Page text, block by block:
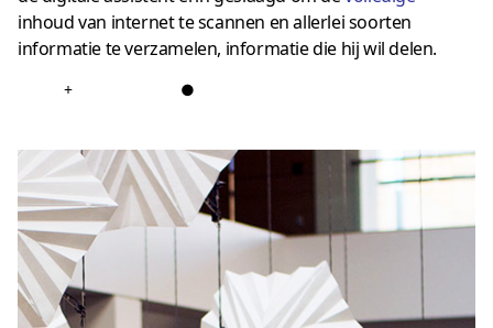
inhoud van internet te scannen en allerlei soorten
informatie te verzamelen, informatie die hij wil delen.
+ ●